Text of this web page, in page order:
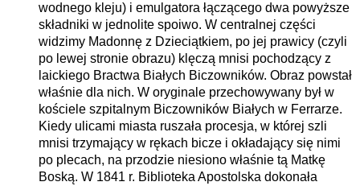
wodnego kleju) i emulgatora łączącego dwa powyższe
składniki w jednolite spoiwo. W centralnej części
widzimy Madonnę z Dzieciątkiem, po jej prawicy (czyli
po lewej stronie obrazu) klęczą mnisi pochodzący z
laickiego Bractwa Białych Biczowników. Obraz powstał
właśnie dla nich. W oryginale przechowywany był w
kościele szpitalnym Biczowników Białych w Ferrarze.
Kiedy ulicami miasta ruszała procesja, w której szli
mnisi trzymający w rękach bicze i okładający się nimi
po plecach, na przodzie niesiono właśnie tą Matkę
Boską. W 1841 r. Biblioteka Apostolska dokonała